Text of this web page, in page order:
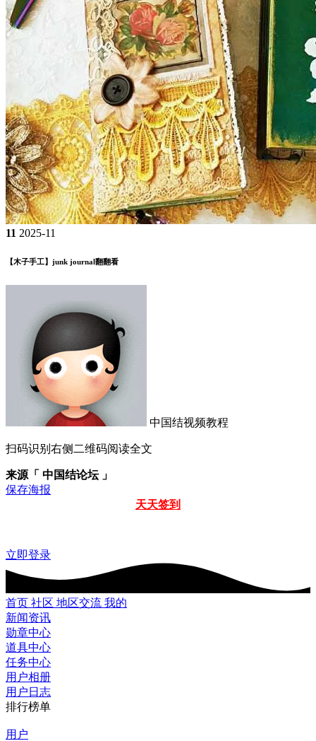
11 2025-11
【木子手工】junk journal翻翻看
中国结视频教程
扫码识别右侧二维码阅读全文
来源「 中国结论坛 」
保存海报
天天签到
立即登录
首页 社区 地区交流 我的
新闻资讯
勋章中心
道具中心
任务中心
用户相册
用户日志
排行榜单
用户